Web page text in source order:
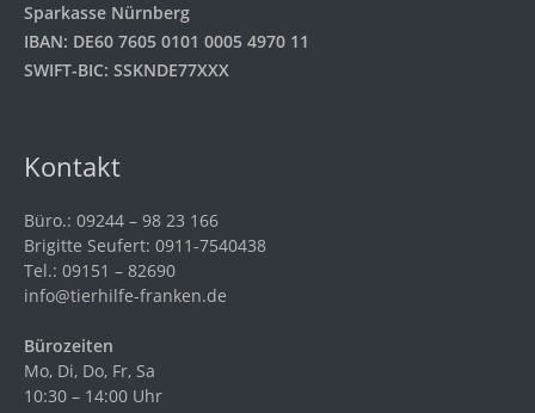
Sparkasse Nürnberg
IBAN: DE60 7605 0101 0005 4970 11
SWIFT-BIC: SSKNDE77XXX
Kontakt
Büro.: 09244 – 98 23 166
Brigitte Seufert: 0911-7540438
Tel.: 09151 – 82690
info@tierhilfe-franken.de
Bürozeiten
Mo, Di, Do, Fr, Sa
10:30 – 14:00 Uhr